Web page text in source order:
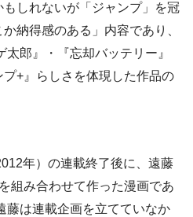
もしれないが「ジャンプ」を冠
納得感のある」内容であり、
郎』・『忘却バッテリー』
+』らしさを体現した作品の
年）の連載終了後に、遠藤
組み合わせて作った漫画であ
藤は連載企画を立てていなか